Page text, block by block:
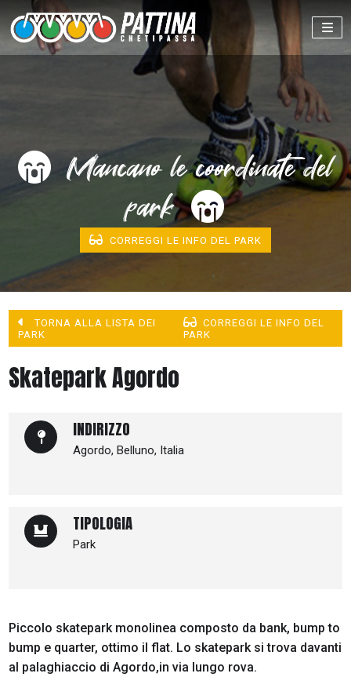
Mancano le coordinate del
park
CORREGGI LE INFO DEL PARK
TORNA ALLA LISTA DEI
PARK
CORREGGI LE INFO DEL
PARK
Skatepark Agordo
INDIRIZZO
Agordo, Belluno, Italia
TIPOLOGIA
Park
Piccolo skatepark monolinea composto da bank, bump to
bump e quarter, ottimo il flat. Lo skatepark si trova davanti
al palaghiaccio di Agordo,in via lungo rova.